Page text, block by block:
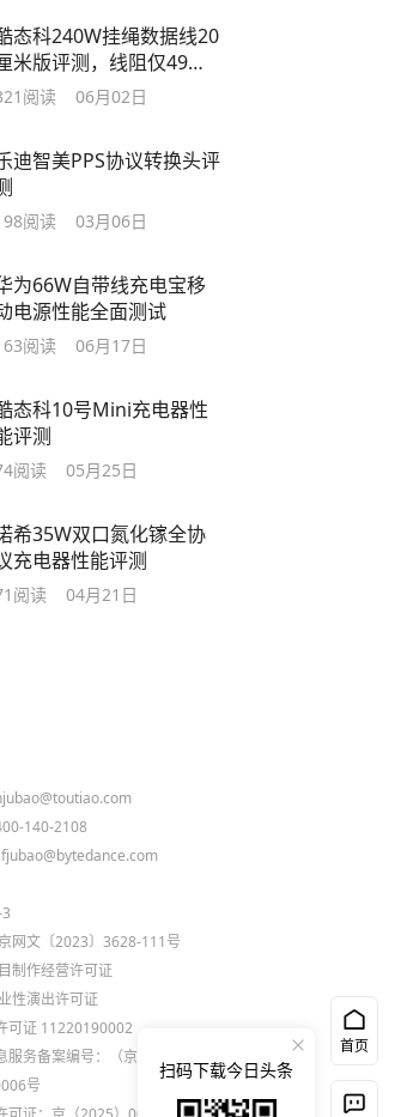
态科240W挂绳数据线20
米版评测，线阻仅49毫
阅读 06月02日
迪智美PPS协议转换头评
阅读 03月06日
为66W自带线充电宝移
电源性能全面测试
阅读 06月17日
态科10号Mini充电器性
评测
阅读 05月25日
希35W双口氮化镓全协
充电器性能评测
阅读 04月21日
140-2108
网文〔2023〕3628-111号
制作经营许可证
性演出许可证
可证 11220190002
务备案编号：（京）网药械信
号
首页
扫码下载今日头条